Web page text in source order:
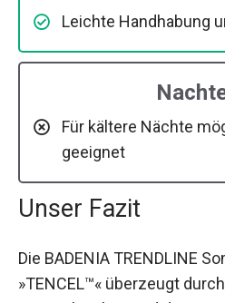
Leichte Handhabung
Für kältere Nächte
geeignet
Unser Fazit
Die BADENIA TRENDLINE
»TENCEL™« überzeugt